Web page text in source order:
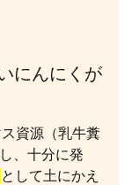
にんにくが
資源（乳牛糞
、十分に発
として土にかえ